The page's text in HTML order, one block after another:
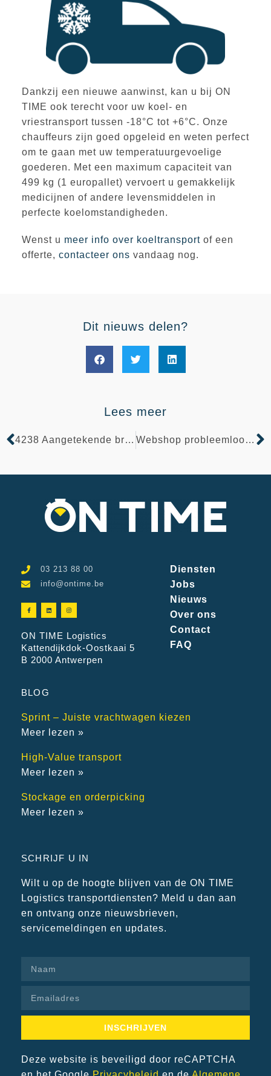
Dankzij een nieuwe aanwinst, kan u bij ON
TIME ook terecht voor uw koel- en
vriestransport tussen -18°C tot +6°C. Onze
chauffeurs zijn goed opgeleid en weten perfect
om te gaan met uw temperatuurgevoelige
goederen. Met een maximum capaciteit van
499 kg (1 europallet) vervoert u gemakkelijk
medicijnen of andere levensmiddelen in
perfecte koelomstandigheden.
Wenst u meer info over koeltransportof een
offerte, contacteer ons vandaag nog.
Dit nieuws delen?
Lees meer
4238 Aangetekende brieven Webshop probleemloos beheren
03 213 88 00
info@ontime.be
ON TIME Logistics
Kattendijkdok-Oostkaai 5
B 2000 Antwerpen
Diensten
Jobs
Nieuws
Over ons
Contact
FAQ
BLOG
Sprint – Juiste vrachtwagen kiezen
Meer lezen »
High-Value transport
Meer lezen »
Stockage en orderpicking
Meer lezen »
SCHRIJF U IN
Wilt u op de hoogte blijven van de ON TIME
Logistics transportdiensten? Meld u dan aan
en ontvang onze nieuwsbrieven,
servicemeldingen en updates.
INSCHRIJVEN
Deze website is beveiligd door reCAPTCHA